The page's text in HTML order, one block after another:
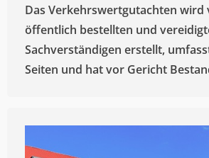
Das Verkehrswertgutachten wird
öffentlich bestellten und
Sachverständigen erstellt,
Seiten und hat vor Gericht